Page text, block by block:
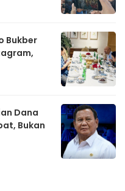
Bukber
Dana
Bukan